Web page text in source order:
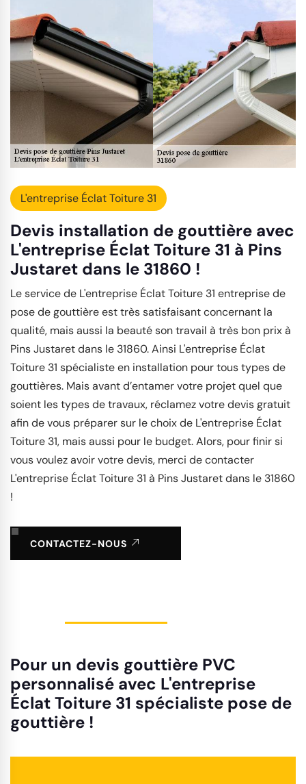
L'entreprise Éclat Toiture 31
Devis installation de gouttière avec
L'entreprise Éclat Toiture 31 à Pins
Justaret dans le 31860 !
Le service de L'entreprise Éclat Toiture 31 entreprise de
pose de gouttière est très satisfaisant concernant la
qualité, mais aussi la beauté son travail à très bon prix à
Pins Justaret dans le 31860. Ainsi L'entreprise Éclat
Toiture 31 spécialiste en installation pour tous types de
gouttières. Mais avant d’entamer votre projet quel que
soient les types de travaux, réclamez votre devis gratuit
afin de vous préparer sur le choix de L'entreprise Éclat
Toiture 31, mais aussi pour le budget. Alors, pour finir si
vous voulez avoir votre devis, merci de contacter
L'entreprise Éclat Toiture 31 à Pins Justaret dans le 31860
!
CONTACTEZ-NOUS
Pour un devis gouttière PVC
personnalisé avec L'entreprise
Éclat Toiture 31 spécialiste pose de
gouttière !